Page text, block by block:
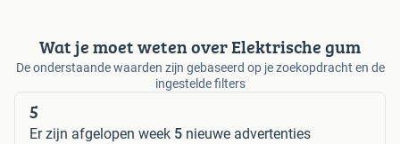
Wat je moet weten over Elektrische gum
De onderstaande waarden zijn gebaseerd op je zoekopdracht en de
ingestelde filters
5
Er zijn afgelopen week 5 nieuwe advertenties